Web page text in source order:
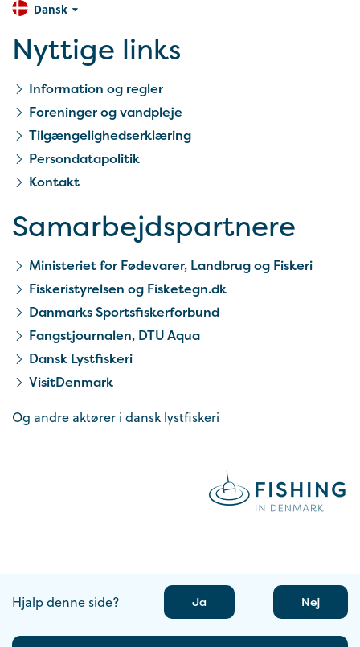
Dansk
Nyttige links
Information og regler
Foreninger og vandpleje
Tilgængelighedserklæring
Persondatapolitik
Kontakt
Samarbejds­partnere
Ministeriet for Fødevarer, Landbrug og Fiskeri
Fiskeristyrelsen og Fisketegn.dk
Danmarks Sportsfiskerforbund
Fangstjournalen, DTU Aqua
Dansk Lystfiskeri
VisitDenmark
Og andre aktører i dansk lystfiskeri
Hjalp denne side? Ja Nej